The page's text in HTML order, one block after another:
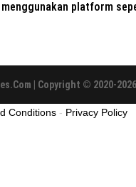
menggunakan platform
| Copyright © 2020-2026
Conditions - Privacy Policy